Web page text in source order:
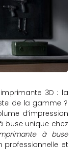
3D : la
de la gamme ?
d’impression
buse unique chez
à buse
professionnelle et